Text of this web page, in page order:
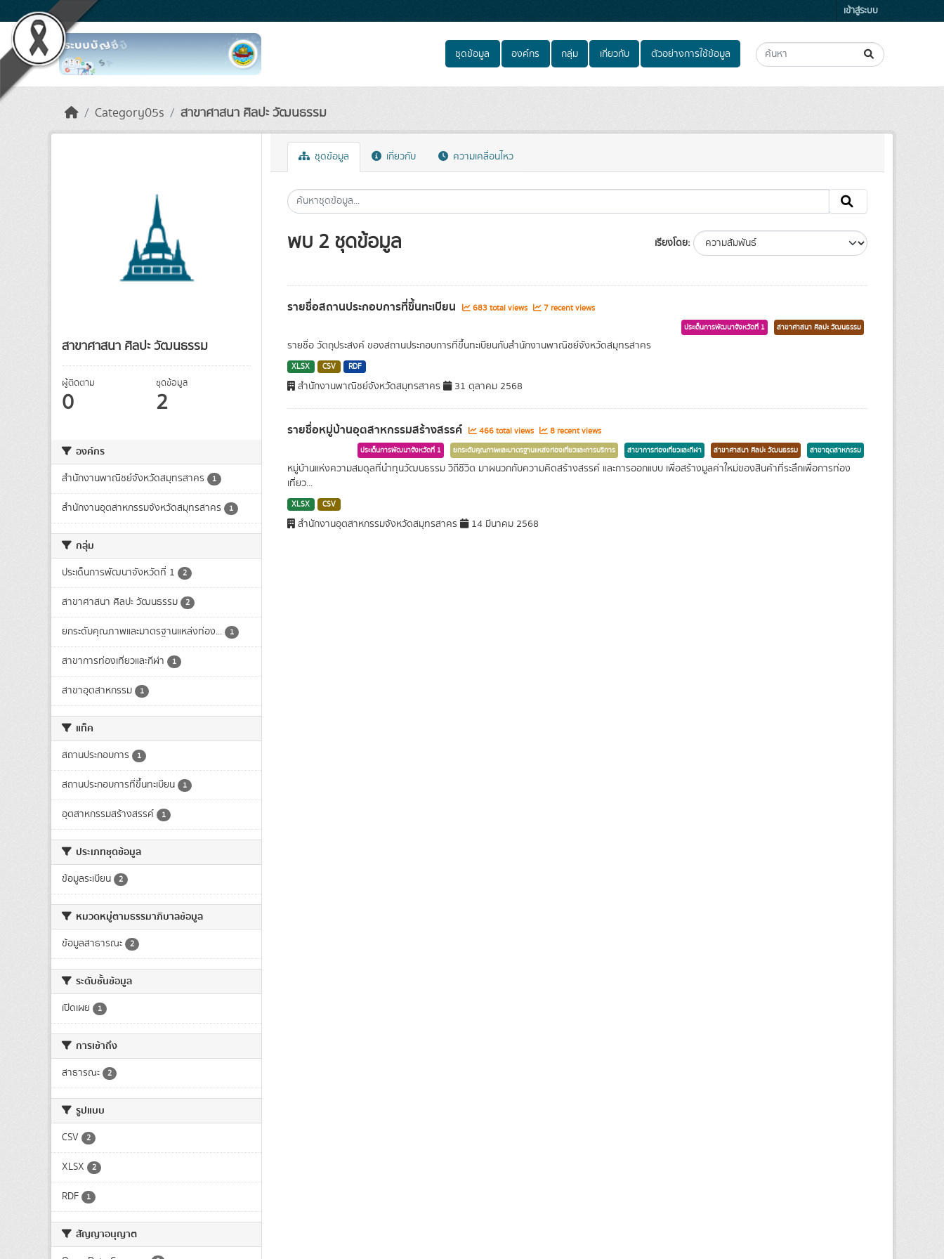
Skip to main content เข้าสู่ระบบ
ชุดข้อมูล องค์กร กลุ่ม เกี่ยวกับ ตัวอย่างการใช้ข้อมูล
Category05s สาขาศาสนา ศิลปะ วัฒนธรรม
สาขาศาสนา ศิลปะ วัฒนธรรม
ผู้ติดตาม
0
ชุดข้อมูล
2
องค์กร
สำนักงานพาณิชย์จังหวัดสมุทรสาคร 1
สำนักงานอุตสาหกรรมจังหวัดสมุทรสาคร 1
กลุ่ม
ประเด็นการพัฒนาจังหวัดที่ 1 2
สาขาศาสนา ศิลปะ วัฒนธรรม 2
ยกระดับคุณภาพและมาตรฐานแหล่งท่อง... 1
สาขาการท่องเที่ยวและกีฬา 1
สาขาอุตสาหกรรม 1
แท็ค
สถานประกอบการ 1
สถานประกอบการที่ขึ้นทะเบียน 1
อุตสาหกรรมสร้างสรรค์ 1
ประเภทชุดข้อมูล
ข้อมูลระเบียน 2
หมวดหมู่ตามธรรมาภิบาลข้อมูล
ข้อมูลสาธารณะ 2
ระดับชั้นข้อมูล
เปิดเผย 1
การเข้าถึง
สาธารณะ 2
รูปแบบ
CSV 2
XLSX 2
RDF 1
สัญญาอนุญาต
ชุดข้อมูล เกี่ยวกับ ความเคลื่อนไหว
เรียงโดย
พบ 2 ชุดข้อมูล
รายชื่อสถานประกอบการที่ขึ้นทะเบียน 683 total views 7 recent views
ประเด็นการพัฒนาจังหวัดที่ 1 สาขาศาสนา ศิลปะ วัฒนธรรม
รายชื่อ วัตถุประสงค์ ของสถานประกอบการที่ขึ้นทะเบียนกับสำนักงานพาณิชย์จังหวัดสมุทรสาคร
XLSX CSV RDF
สำนักงานพาณิชย์จังหวัดสมุทรสาคร 31 ตุลาคม 2568
รายชื่อหมู่บ้านอุตสาหกรรมสร้างสรรค์ 466 total views 8 recent views
ประเด็นการพัฒนาจังหวัดที่ 1 ยกระดับคุณภาพและมาตรฐานแหล่งท่องเที่ยวและการบริการ สาขาการท่องเที่ยวและกีฬา สาขาศาสนา ศิลปะ วัฒนธรรม สาขาอุตสาหกรรม
หมู่บ้านแห่งความสมดุลที่นำทุนวัฒนธรรม วิถีชีวิต มาผนวกกับความคิดสร้างสรรค์ และการออกแบบ เพื่อสร้างมูลค่าใหม่ของสินค้าที่ระลึกเพื่อการท่อง
เที่ยว...
XLSX CSV
สำนักงานอุตสาหกรรมจังหวัดสมุทรสาคร 14 มีนาคม 2568